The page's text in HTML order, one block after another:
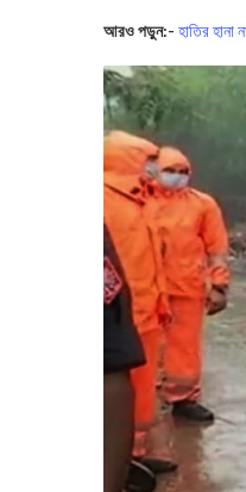
আরও পড়ুন:- হাতির হানা